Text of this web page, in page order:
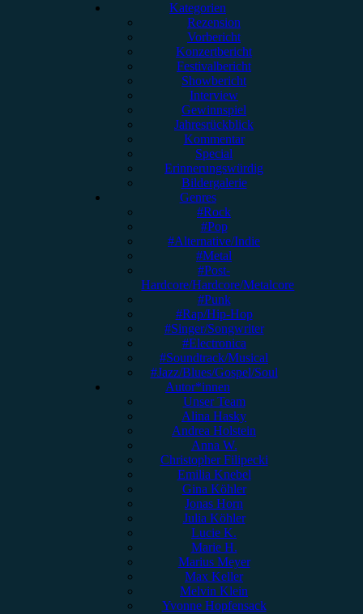
Kategorien
Rezension
Vorbericht
Konzertbericht
Festivalbericht
Showbericht
Interview
Gewinnspiel
Jahresrückblick
Kommentar
Special
Erinnerungswürdig
Bildergalerie
Genres
#Rock
#Pop
#Alternative/Indie
#Metal
#Post-
Hardcore/Hardcore/Metalcore
#Punk
#Rap/Hip-Hop
#Singer/Songwriter
#Electronica
#Soundtrack/Musical
#Jazz/Blues/Gospel/Soul
Autor*innen
Unser Team
Alina Hasky
Andrea Holstein
Anna W.
Christopher Filipecki
Emilia Knebel
Gina Köhler
Jonas Horn
Julia Köhler
Lucie K.
Marie H.
Marius Meyer
Max Keller
Melvin Klein
Yvonne Hopfensack